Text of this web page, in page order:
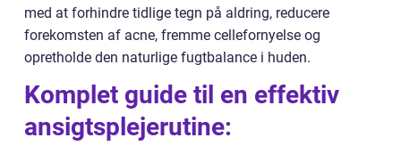
med at forhindre tidlige tegn på aldring, reducere
forekomsten af acne, fremme cellefornyelse og
opretholde den naturlige fugtbalance i huden.
Komplet guide til en effektiv
ansigtsplejerutine: